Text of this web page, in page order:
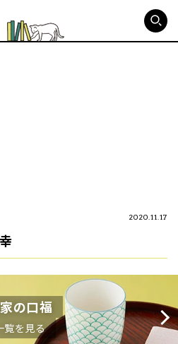
2020.11.17
の口福
覧を見る